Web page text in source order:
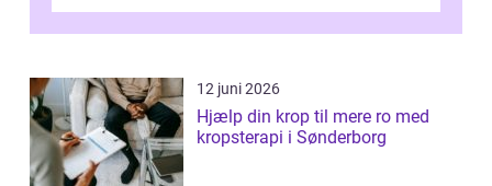
12 juni 2026
Hjælp din krop til mere ro med
kropsterapi i Sønderborg